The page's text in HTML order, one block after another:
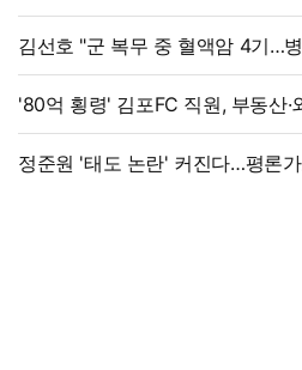
김선호 "군 복무 중 혈액암 4기…
'80억 횡령' 김포FC 직원, 부동산
정준원 '태도 논란' 커진다…평론